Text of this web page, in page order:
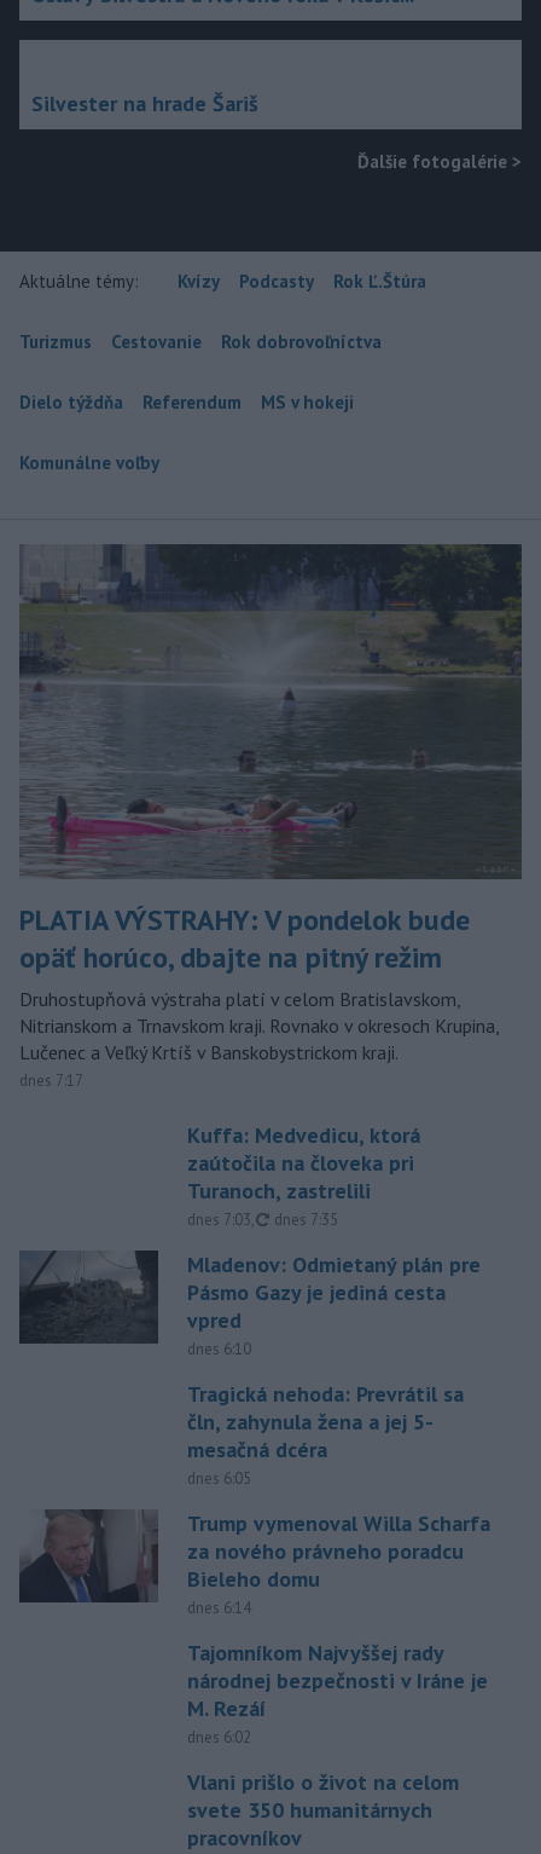
Silvester na hrade Šariš
Ďalšie fotogalérie >
Aktuálne témy: Kvízy Podcasty Rok Ľ.Štúra
Turizmus Cestovanie Rok dobrovoľníctva
Dielo týždňa Referendum MS v hokeji
Komunálne voľby
PLATIA VÝSTRAHY: V pondelok bude
opäť horúco, dbajte na pitný režim
Druhostupňová výstraha platí v celom Bratislavskom,
Nitrianskom a Trnavskom kraji. Rovnako v okresoch Krupina,
Lučenec a Veľký Krtíš v Banskobystrickom kraji.
dnes 7:17
Kuffa: Medvedicu, ktorá
zaútočila na človeka pri
Turanoch, zastrelili
dnes 7:03, aktualizované
dnes 7:35
Mladenov: Odmietaný plán pre
Pásmo Gazy je jediná cesta
vpred
dnes 6:10
Tragická nehoda: Prevrátil sa
čln, zahynula žena a jej 5-
mesačná dcéra
dnes 6:05
Trump vymenoval Willa Scharfa
za nového právneho poradcu
Bieleho domu
dnes 6:14
Tajomníkom Najvyššej rady
národnej bezpečnosti v Iráne je
M. Rezáí
dnes 6:02
Vlani prišlo o život na celom
svete 350 humanitárnych
pracovníkov